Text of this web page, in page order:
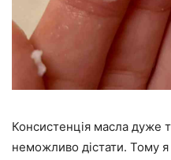
Консистенція масла дуже
неможливо дістати. Тому